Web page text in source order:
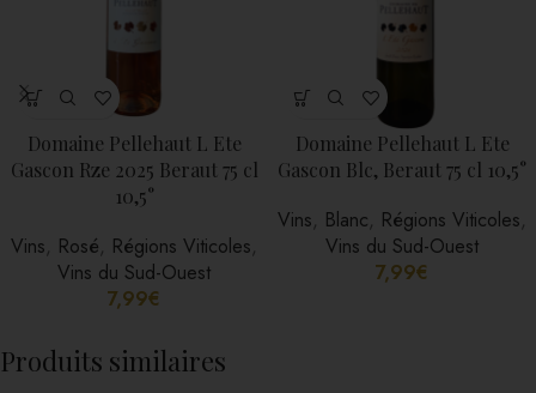
Domaine Pellehaut L Ete
Gascon Rze 2025 Beraut 75 cl
10,5°
Vins, Rosé, Régions Viticoles,
Vins du Sud-Ouest
7,99€
Domaine Pellehaut L Ete
Gascon Blc, Beraut 75 cl 10,5°
Vins, Blanc, Régions Viticoles,
Vins du Sud-Ouest
7,99€
Produits similaires